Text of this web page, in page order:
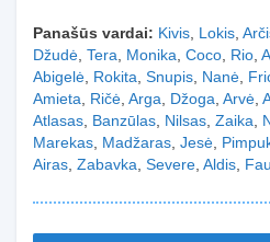
Panašūs vardai: Kivis, Lokis,
Džudė, Tera, Monika, Coco, Rio,
Abigelė, Rokita, Snupis, Nanė,
Amieta, Ričė, Arga, Džoga, Arvė,
Atlasas, Banzūlas, Nilsas, Zaika,
Marekas, Madžaras, Jesė,
Airas, Zabavka, Severe, Aldis,